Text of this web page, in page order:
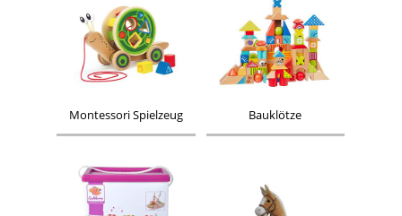
Montessori Spielzeug Bauklötze